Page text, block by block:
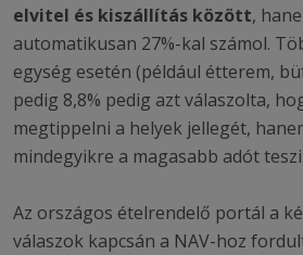
elvitel és kiszállítás között,
automatikusan 27%-kal számol.
egység esetén (például étterem,
pedig 8,8% pedig azt válaszolta,
megtippelni a helyek jellegét,
mindegyikre a magasabb adót
Az országos ételrendelő portál a
válaszok kapcsán a NAV-hoz